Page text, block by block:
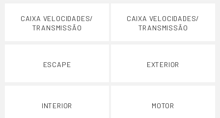
CAIXA VELOCIDADES/
TRANSMISSÃO
CAIXA VELOCIDADES/
TRANSMISSÃO
ESCAPE EXTERIOR
INTERIOR MOTOR